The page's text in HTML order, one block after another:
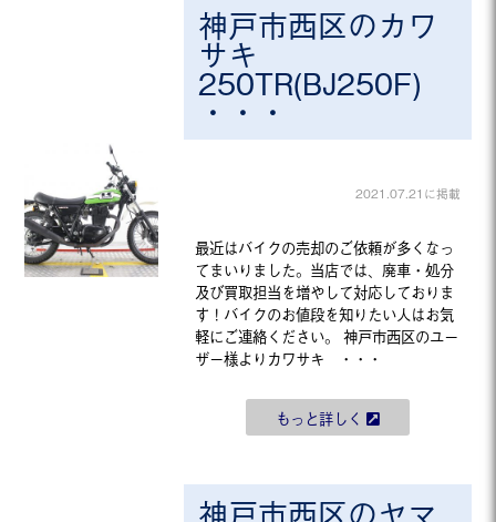
神戸市西区のカワ
サキ
250TR(BJ250F)
・・・
2021.07.21に掲載
最近はバイクの売却のご依頼が多くなっ
てまいりました。当店では、廃車・処分
及び買取担当を増やして対応しておりま
す！バイクのお値段を知りたい人はお気
軽にご連絡ください。 神戸市西区のユー
ザー様よりカワサキ ・・・
もっと詳しく